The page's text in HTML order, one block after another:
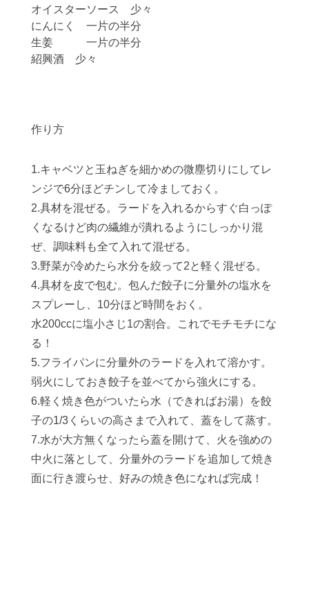
オイスターソース 少々
にんにく 一片の半分
生姜 一片の半分
紹興酒 少々
作り方
1.キャベツと玉ねぎを細かめの微塵切りにしてレ
ンジで6分ほどチンして冷ましておく。
2.具材を混ぜる。ラードを入れるからすぐ白っぽ
くなるけど肉の繊維が潰れるようにしっかり混
ぜ、調味料も全て入れて混ぜる。
3.野菜が冷めたら水分を絞って2と軽く混ぜる。
4.具材を皮で包む。包んだ餃子に分量外の塩水を
スプレーし、10分ほど時間をおく。
水200ccに塩小さじ1の割合。これでモチモチにな
る！
5.フライパンに分量外のラードを入れて溶かす。
弱火にしておき餃子を並べてから強火にする。
6.軽く焼き色がついたら水（できればお湯）を餃
子の1/3くらいの高さまで入れて、蓋をして蒸す。
7.水が大方無くなったら蓋を開けて、火を強めの
中火に落として、分量外のラードを追加して焼き
面に行き渡らせ、好みの焼き色になれば完成！